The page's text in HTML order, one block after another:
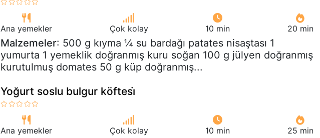
Ana yemekler Çok kolay 10 min 20 min
Malzemeler: 500 g kıyma ¼ su bardağı patates nisaştası 1
yumurta 1 yemeklik doğranmış kuru soğan 100 g jülyen doğranmış
kurutulmuş domates 50 g küp doğranmış...
Yoğurt soslu bulgur köftesi̇
Ana yemekler Çok kolay 10 min 25 min